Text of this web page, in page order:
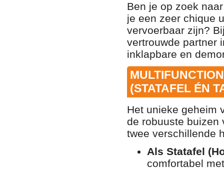
Ben je op zoek
je een zeer chique
vervoerbaar zijn?
vertrouwde partner
inklapbare en
(STATAFEL ÉN
Het unieke geheim
de robuuste buizen
twee verschillende
Als Statafel
comfortabel